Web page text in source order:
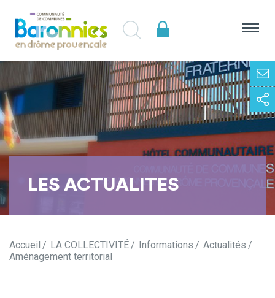
LES ACTUALITES
Accueil LA COLLECTIVITÉ Informations
Actualités
Aménagement territorial